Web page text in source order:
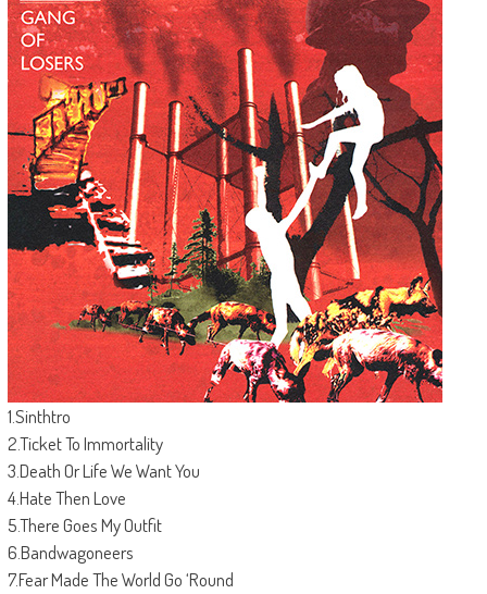
1.Sinthtro
2.Ticket To Immortality
3.Death Or Life We Want You
4.Hate Then Love
5.There Goes My Outfit
6.Bandwagoneers
7.Fear Made The World Go ‘Round